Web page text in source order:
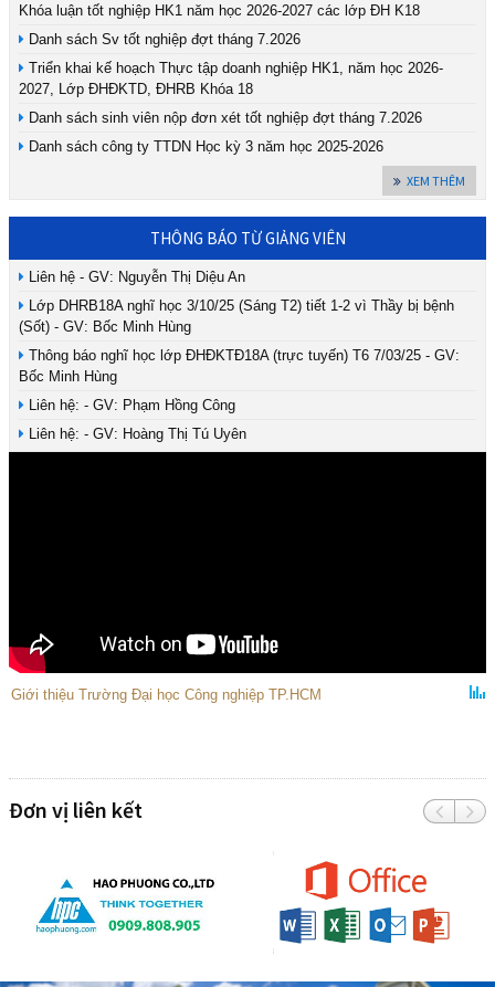
Khóa luận tốt nghiệp HK1 năm học 2026-2027 các lớp ĐH K18
Danh sách Sv tốt nghiệp đợt tháng 7.2026
Triển khai kế hoạch Thực tập doanh nghiệp HK1, năm học 2026-
2027, Lớp ĐHĐKTD, ĐHRB Khóa 18
Danh sách sinh viên nộp đơn xét tốt nghiệp đợt tháng 7.2026
Danh sách công ty TTDN Học kỳ 3 năm học 2025-2026
XEM THÊM
THÔNG BÁO TỪ GIẢNG VIÊN
Liên hệ - GV: Nguyễn Thị Diệu An
Lớp DHRB18A nghĩ học 3/10/25 (Sáng T2) tiết 1-2 vì Thầy bị bệnh
(Sốt) - GV: Bốc Minh Hùng
Thông báo nghĩ học lớp ĐHĐKTĐ18A (trực tuyến) T6 7/03/25 - GV:
Bốc Minh Hùng
Liên hệ: - GV: Phạm Hồng Công
Liên hệ: - GV: Hoàng Thị Tú Uyên
Giới thiệu Trường Đại học Công nghiệp TP.HCM
Đơn vị liên kết